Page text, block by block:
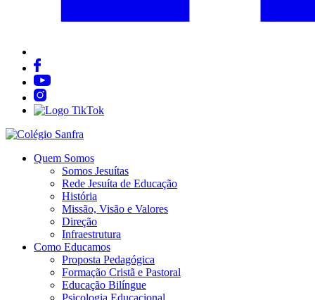
Quem Somos
Somos Jesuítas
Rede Jesuíta de Educação
História
Missão, Visão e Valores
Direção
Infraestrutura
Como Educamos
Proposta Pedagógica
Formação Cristã e Pastoral
Educação Bilíngue